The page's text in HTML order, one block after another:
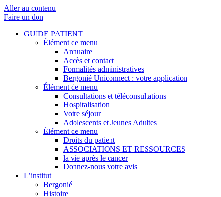
Aller au contenu
Faire un don
GUIDE PATIENT
Élément de menu
Annuaire
Accès et contact
Formalités administratives
Bergonié Uniconnect : votre application
Élément de menu
Consultations et téléconsultations
Hospitalisation
Votre séjour
Adolescents et Jeunes Adultes
Élément de menu
Droits du patient
ASSOCIATIONS ET RESSOURCES
la vie après le cancer
Donnez-nous votre avis
L’institut
Bergonié
Histoire